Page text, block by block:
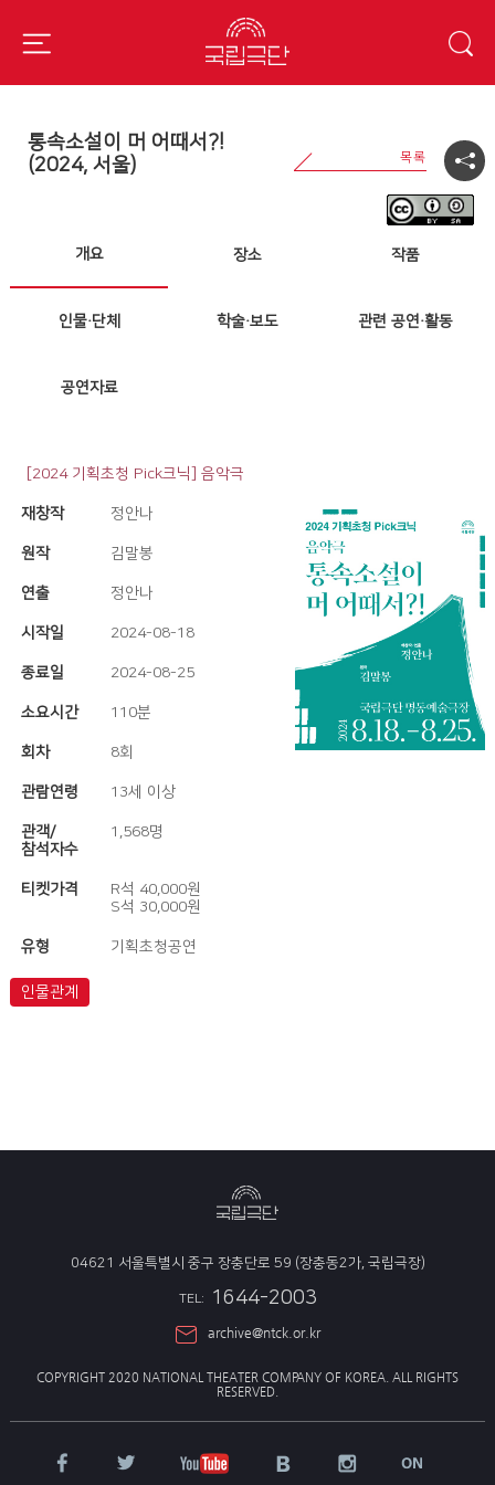
통속소설이 머 어때서?!
(2024, 서울)
개요 장소 작품
인물·단체 학술·보도 관련 공연·활동
공연자료
[2024 기획초청 Pick크닉] 음악극
재창작 정안나
원작 김말봉
연출 정안나
시작일 2024-08-18
종료일 2024-08-25
소요시간 110분
회차 8회
관람연령 13세 이상
관객/
참석자수
1,568명
티켓가격
R석 40,000원
S석 30,000원
유형 기획초청공연
인물관계
04621 서울특별시 중구 장충단로 59 (장충동2가, 국립극장)
TEL: 1644-2003
archive@ntck.or.kr
COPYRIGHT 2020 NATIONAL THEATER COMPANY OF KOREA. ALL RIGHTS
RESERVED.